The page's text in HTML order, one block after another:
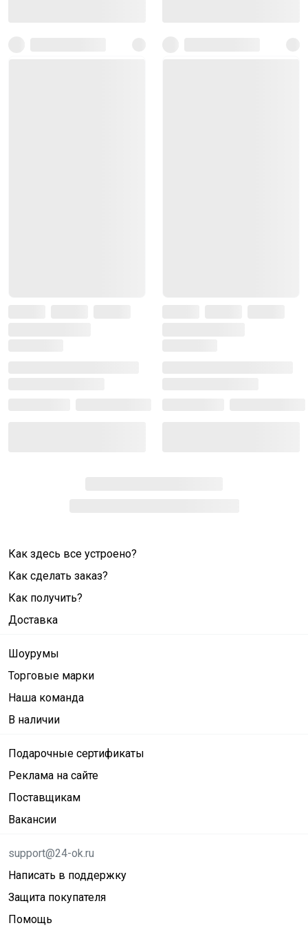
Как здесь все устроено?
Как сделать заказ?
Как получить?
Доставка
Шоурумы
Торговые марки
Наша команда
В наличии
Подарочные сертификаты
Реклама на сайте
Поставщикам
Вакансии
support@24-ok.ru
Написать в поддержку
Защита покупателя
Помощь